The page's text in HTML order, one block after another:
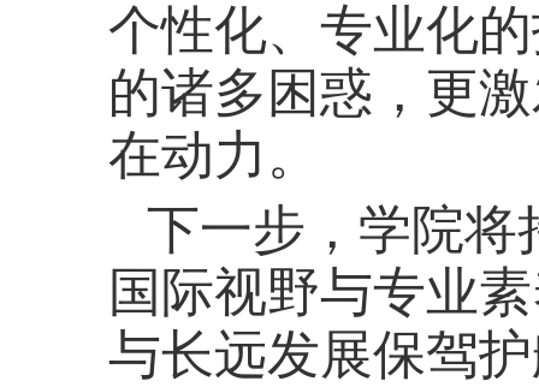
个性化、专业化
的诸多困惑，更
在动力。
下一步，学院将
国际视野与专业
与长远发展保驾